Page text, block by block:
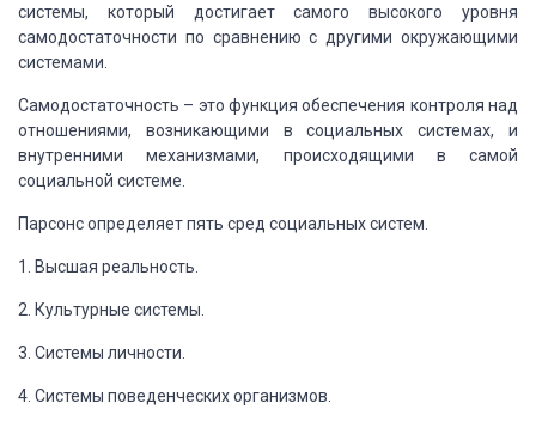
системы, который достигает самого высокого уровня
самодостаточности по сравнению с другими окружающими
системами.
Самодостаточность – это функция обеспечения контроля над
отношениями, возникающими в социальных системах, и
внутренними механизмами, происходящими в самой
социальной системе.
Парсонс определяет пять сред социальных систем.
1. Высшая реальность.
2. Культурные системы.
3. Системы личности.
4. Системы поведенческих организмов.